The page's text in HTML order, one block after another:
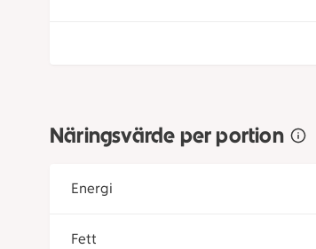
Näringsvärde per portion
Energi
Fett